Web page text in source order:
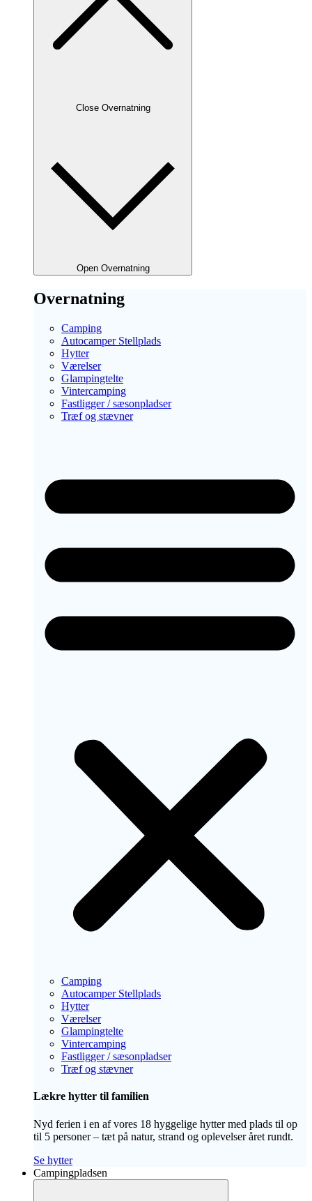
Close Overnatning
Open Overnatning
Overnatning
Camping
Autocamper Stellplads
Hytter
Værelser
Glampingtelte
Vintercamping
Fastligger / sæsonpladser
Træf og stævner
Camping
Autocamper Stellplads
Hytter
Værelser
Glampingtelte
Vintercamping
Fastligger / sæsonpladser
Træf og stævner
Lækre hytter til familien
Nyd ferien i en af vores 18 hyggelige hytter med plads til op
til 5 personer – tæt på natur, strand og oplevelser året rundt.
Se hytter
Campingpladsen